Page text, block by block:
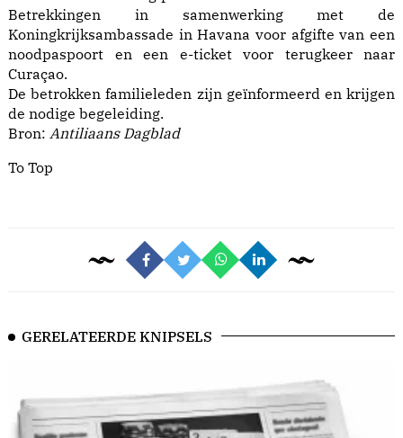
Betrekkingen in samenwerking met de
Koningkrijksambassade in Havana voor afgifte van een
noodpaspoort en een e-ticket voor terugkeer naar
Curaçao.
De betrokken familieleden zijn geïnformeerd en krijgen
de nodige begeleiding.
Bron: Antiliaans Dagblad
To Top
GERELATEERDE KNIPSELS